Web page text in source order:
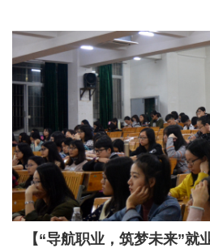
体干部。 检查开始前，钟远辉作动员讲话并部署工
作。11月是我校“安全教育月”，
具有重要意义。钟远辉强调，在
功率电器、违规物品的过程中，
学生干部分小组跟随辅导员深入
查。在检查过程中，钟远辉、各
切交谈，气...
【“导航职业，筑梦未来”就